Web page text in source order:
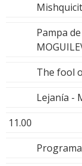
Pampa
The fool
Lejanía -
11.00